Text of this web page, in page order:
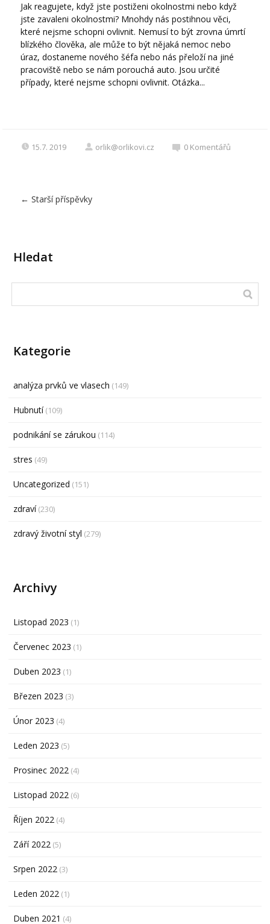
Jak reagujete, když jste postiženi okolnostmi nebo když
jste zavaleni okolnostmi? Mnohdy nás postihnou věci,
které nejsme schopni ovlivnit. Nemusí to být zrovna úmrtí
blízkého člověka, ale může to být nějaká nemoc nebo
úraz, dostaneme nového šéfa nebo nás přeloží na jiné
pracoviště nebo se nám porouchá auto. Jsou určité
případy, které nejsme schopni ovlivnit. Otázka...
15.7. 2019 orlik@orlikovi.cz 0 Komentářů
← Starší příspěvky
Hledat
Kategorie
analýza prvků ve vlasech (149)
Hubnutí(109)
podnikání se zárukou (114)
stres (49)
Uncategorized (151)
zdraví(230)
zdravý životní styl (279)
Archivy
Listopad 2023 (1)
Červenec 2023 (1)
Duben 2023 (1)
Březen 2023 (3)
Únor 2023 (4)
Leden 2023 (5)
Prosinec 2022 (4)
Listopad 2022 (6)
Říjen 2022 (4)
Září 2022 (5)
Srpen 2022 (3)
Leden 2022 (1)
Duben 2021 (4)